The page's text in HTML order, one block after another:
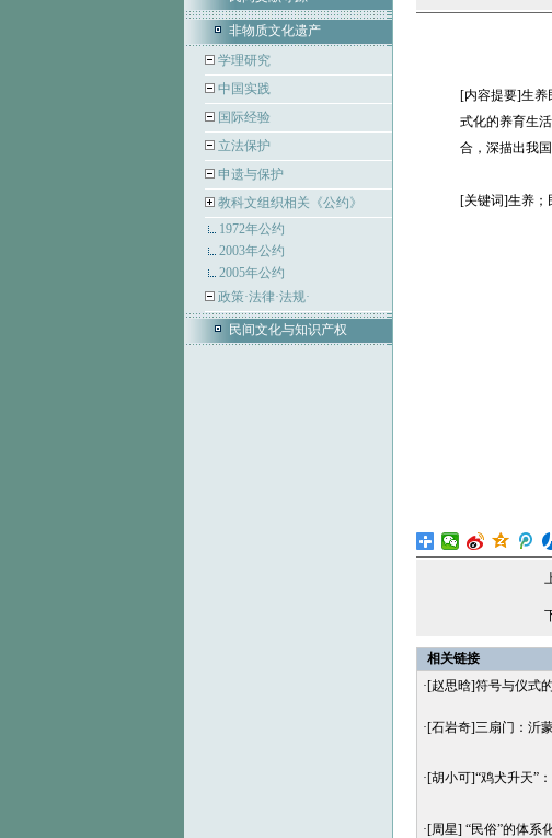
非物质文化遗产
学理研究
中国实践
国际经验
立法保护
申遗与保护
教科文组织相关《公约》
1972年公约
2003年公约
2005年公约
政策·法律·法规·
民间文化与知识产权
[内容提要]生养
式化的养育生
合，深描出我
[关键词]生养；
相关链接
·[赵思晗]符号与仪式
·[石岩奇]三扇门：沂
·[胡小可]“鸡犬升天”
·[周星] “民俗”的体系